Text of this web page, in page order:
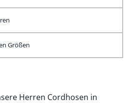
Größen
Herren Cordhosen in